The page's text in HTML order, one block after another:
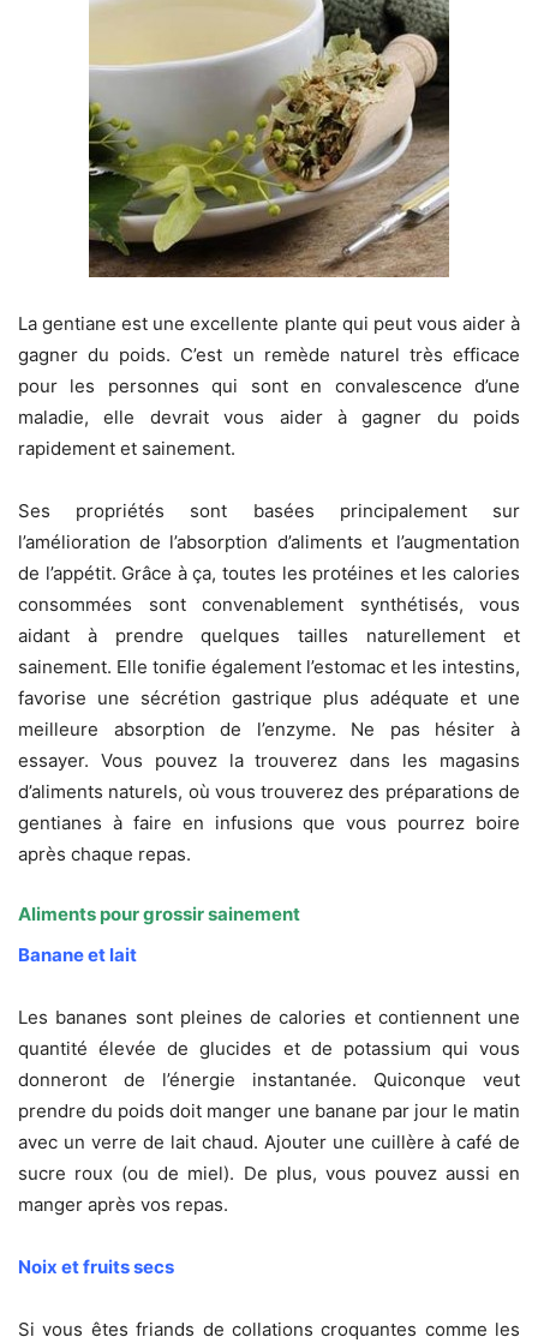
La gentiane est une excellente plante qui peut vous aider à
gagner du poids. C’est un remède naturel très efficace
pour les personnes qui sont en convalescence d’une
maladie, elle devrait vous aider à gagner du poids
rapidement et sainement.
Ses propriétés sont basées principalement sur
l’amélioration de l’absorption d’aliments et l’augmentation
de l’appétit. Grâce à ça, toutes les protéines et les calories
consommées sont convenablement synthétisés, vous
aidant à prendre quelques tailles naturellement et
sainement. Elle tonifie également l’estomac et les intestins,
favorise une sécrétion gastrique plus adéquate et une
meilleure absorption de l’enzyme. Ne pas hésiter à
essayer. Vous pouvez la trouverez dans les magasins
d’aliments naturels, où vous trouverez des préparations de
gentianes à faire en infusions que vous pourrez boire
après chaque repas.
Aliments pour grossir sainement
Banane et lait
Les bananes sont pleines de calories et contiennent une
quantité élevée de glucides et de potassium qui vous
donneront de l’énergie instantanée. Quiconque veut
prendre du poids doit manger une banane par jour le matin
avec un verre de lait chaud. Ajouter une cuillère à café de
sucre roux (ou de miel). De plus, vous pouvez aussi en
manger après vos repas.
Noix et fruits secs
Si vous êtes friands de collations croquantes comme les